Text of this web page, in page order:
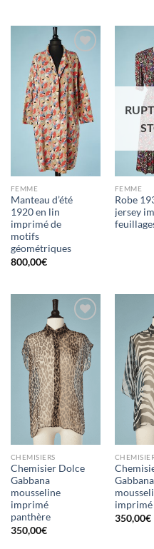
Ajouter
à la liste
d'envies
FEMME
Manteau d’été
1920 en lin
imprimé de
motifs
géométriques
800,00€
FEMME
Robe
jersey
Ajouter
à la liste
d'envies
CHEMISIERS
Chemisier Dolce
Gabbana
mousseline
imprimé
panthère
350,00€
imprimé
350,00€